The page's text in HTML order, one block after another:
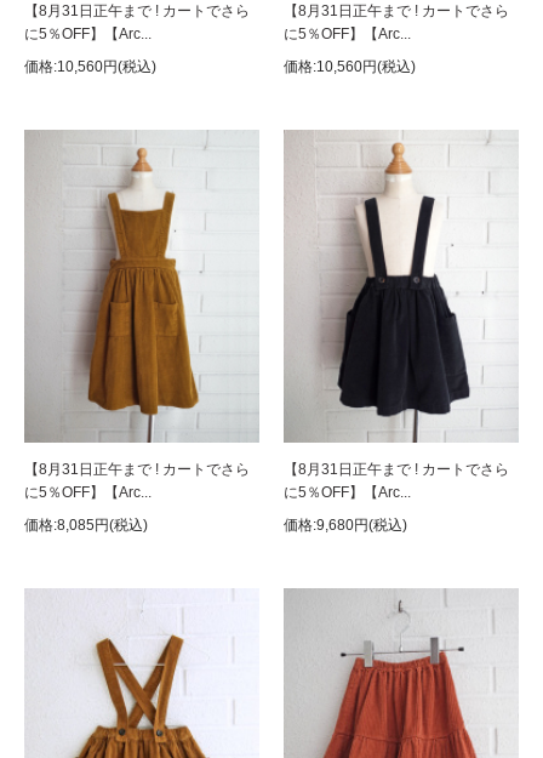
【8月31日正午まで ! カートでさら
に5％OFF】【Arc...
価格:10,560円(税込)
【8月31日正午まで ! カートでさら
に5％OFF】【Arc...
価格:10,560円(税込)
【8月31日正午まで ! カートでさら
に5％OFF】【Arc...
価格:8,085円(税込)
【8月31日正午まで ! カートでさら
に5％OFF】【Arc...
価格:9,680円(税込)